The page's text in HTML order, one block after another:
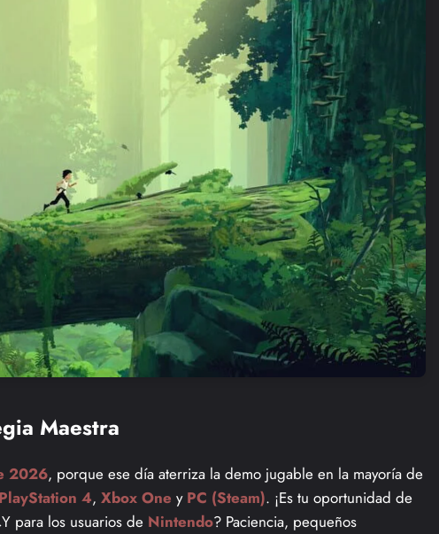
Maestra
2026, porque ese día aterriza la demo jugable en la mayoría de
PlayStation 4, Xbox One y PC (Steam). ¡Es tu oportunidad de
para los usuarios de Nintendo? Paciencia, pequeños